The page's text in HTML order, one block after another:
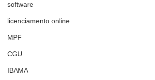
software
licenciamento online
MPF
CGU
IBAMA